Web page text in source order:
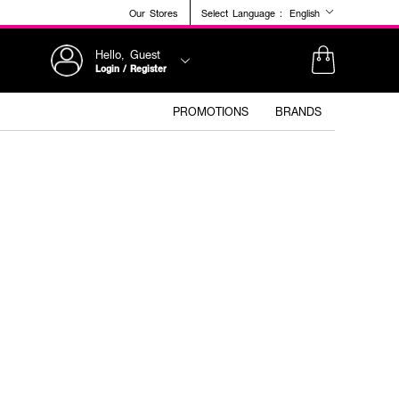
Our Stores Select Language : English
Hello, Guest
Login / Register
PROMOTIONS BRANDS